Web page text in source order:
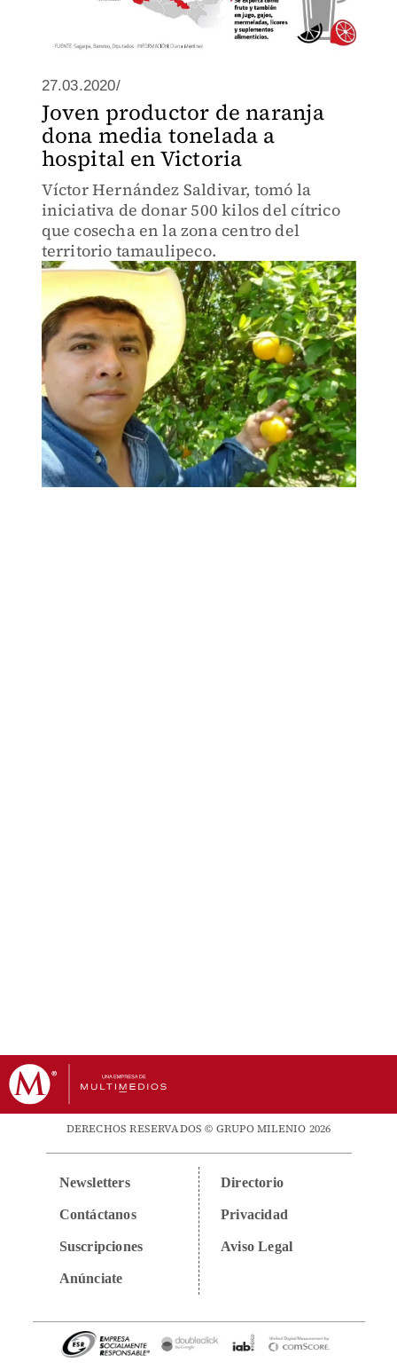
27.03.2020/
Joven productor de naranja
dona media tonelada a
hospital en Victoria
Víctor Hernández Saldivar, tomó la
iniciativa de donar 500 kilos del cítrico
que cosecha en la zona centro del
territorio tamaulipeco.
DERECHOS RESERVADOS © GRUPO MILENIO 2026
Newsletters
Contáctanos
Suscripciones
Anúnciate
Directorio
Privacidad
Aviso Legal